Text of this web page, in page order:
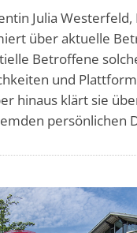
Julia
über aktuelle
Betroffene
und
hinaus klärt sie
persönlichen